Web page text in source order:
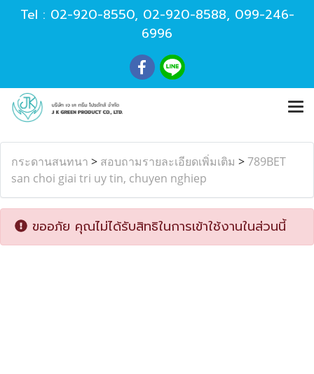
Tel : 02-920-8550, 02-920-8588, 099-246-
6996
กระดานสนทนา > สอบถามรายละเอียดเพิ่มเติม >789BET
san choi giai tri uy tin, chuyen nghiep
ขออภัย คุณไม่ได้รับสิทธิในการเข้าใช้งานในส่วนนี้